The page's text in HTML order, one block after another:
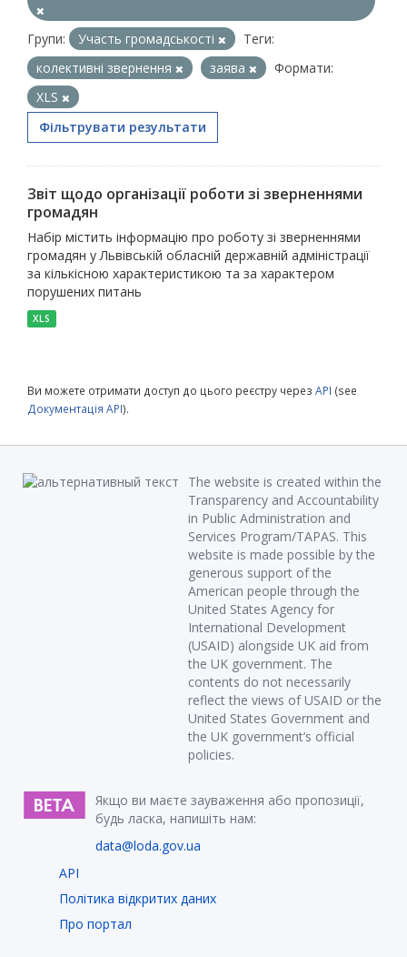
Групи: Участь громадськості
Теги:
колективні звернення
заява
Формати:
XLS
Фільтрувати результати
Звіт щодо організації роботи зі зверненнями
громадян
Набір містить інформацію про роботу зі зверненнями
громадян у Львівській обласній державній адміністрації
за кількісною характеристикою та за характером
порушених питань
XLS
Ви можете отримати доступ до цього реєстру через API (see
Документація API).
The website is created within the
Transparency and Accountability
in Public Administration and
Services Program/TAPAS. This
website is made possible by the
generous support of the
American people through the
United States Agency for
International Development
(USAID) alongside UK aid from
the UK government. The
contents do not necessarily
reflect the views of USAID or the
United States Government and
the UK government’s official
policies.
Якщо ви маєте зауваження або пропозиції,
будь ласка, напишіть нам:
data@loda.gov.ua
API
Політика відкритих даних
Про портал